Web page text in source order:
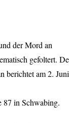
der Mord an
gefoltert.
berichtet am 2. Juni
87 in Schwabing.